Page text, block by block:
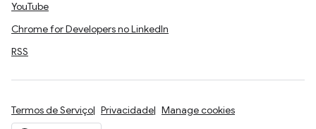
YouTube
Chrome for Developers no LinkedIn
RSS
Termos de Serviço Privacidade Manage cookies